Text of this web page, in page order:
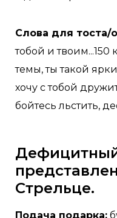
Слова для тоста/
тобой и
темы, ты такой
хочу с тобой
бойтесь льстить,
Стрельце.
Подача подарка: